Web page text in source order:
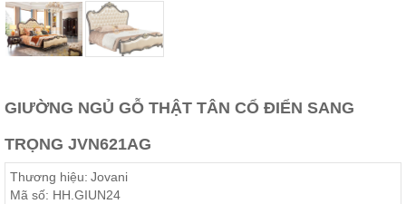
Bàn
trà...
Nội
Ngủ
ngủ, tủ
trang
GIƯỜNG NGỦ GỖ THẬT TÂN CỔ ĐIỂN SANG
TRỌNG JVN621AG
Thương hiệu: Jovani
Mã số: HH.GIUN24